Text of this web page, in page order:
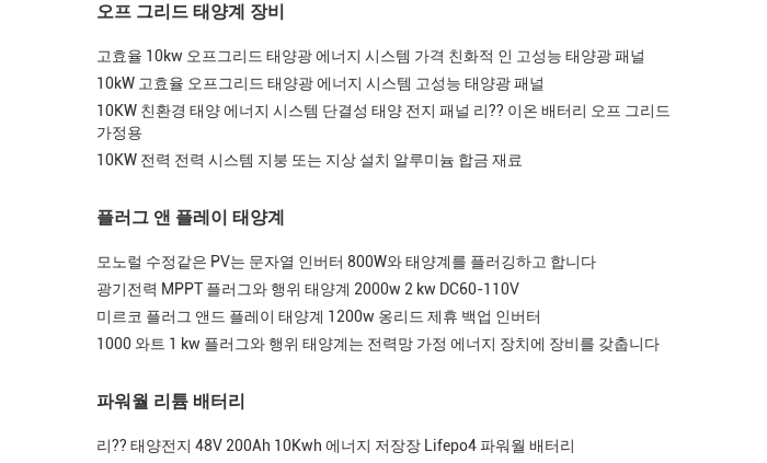
오프 그리드 태양계 장비
고효율 10kw 오프그리드 태양광 에너지 시스템 가격 친화적 인 고성능 태양광 패널
10kW 고효율 오프그리드 태양광 에너지 시스템 고성능 태양광 패널
10KW 친환경 태양 에너지 시스템 단결성 태양 전지 패널 리?? 이온 배터리 오프 그리드
가정용
10KW 전력 전력 시스템 지붕 또는 지상 설치 알루미늄 합금 재료
플러그 앤 플레이 태양계
모노럴 수정같은 PV는 문자열 인버터 800W와 태양계를 플러깅하고 합니다
광기전력 MPPT 플러그와 행위 태양계 2000w 2 kw DC60-110V
미르코 플러그 앤드 플레이 태양계 1200w 옹리드 제휴 백업 인버터
1000 와트 1 kw 플러그와 행위 태양계는 전력망 가정 에너지 장치에 장비를 갖춥니다
파워월 리튬 배터리
리?? 태양전지 48V 200Ah 10Kwh 에너지 저장장 Lifepo4 파워월 배터리